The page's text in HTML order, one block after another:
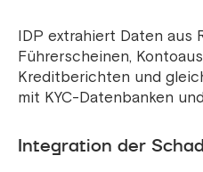
IDP extrahiert Daten aus
Führerscheinen,
Kreditberichten und
mit KYC-Datenbanken
Integration der